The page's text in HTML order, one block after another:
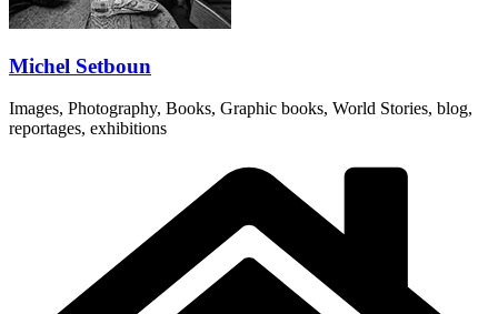
Michel Setboun
Images, Photography, Books, Graphic books, World Stories, blog,
reportages, exhibitions